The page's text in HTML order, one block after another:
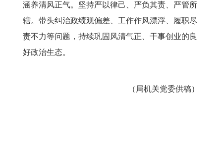
涵养清风正气。坚持严以律己、严负其责、严管所
辖。带头纠治政绩观偏差、工作作风漂浮、履职尽
责不力等问题，持续巩固风清气正、干事创业的良
好政治生态。
（ 局机关党委供稿）